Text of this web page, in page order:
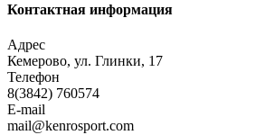
Контактная информация
Адрес
Кемерово, ул. Глинки, 17
Телефон
8(3842) 760574
E-mail
mail@kenrosport.com